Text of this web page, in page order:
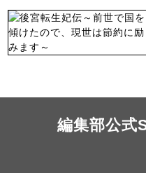
編集部公式